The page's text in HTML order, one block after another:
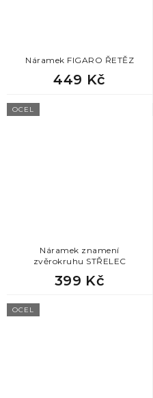
Náramek FIGARO ŘETĚZ
449 Kč
OCEL
Náramek znamení
zvěrokruhu STŘELEC
399 Kč
OCEL